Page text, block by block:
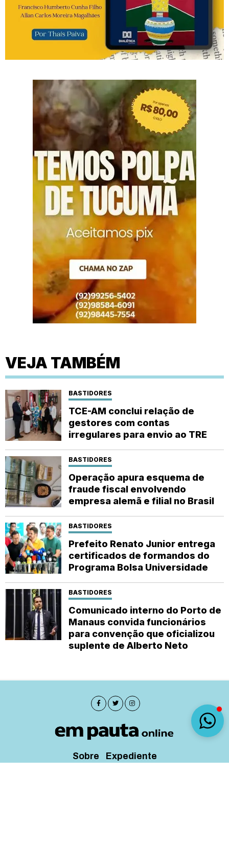
VEJA TAMBÉM
BASTIDORES
TCE-AM conclui relação de
gestores com contas
irregulares para envio ao TRE
BASTIDORES
Operação apura esquema de
fraude fiscal envolvendo
empresa alemã e filial no Brasil
BASTIDORES
Prefeito Renato Junior entrega
certificados de formandos do
Programa Bolsa Universidade
BASTIDORES
Comunicado interno do Porto de
Manaus convida funcionários
para convenção que oficializou
suplente de Alberto Neto
Sobre Expediente